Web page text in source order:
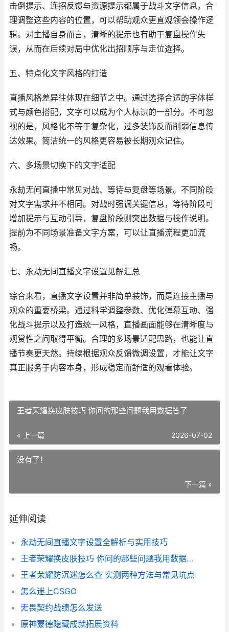
击倒提示、连招反馈与资源提示都属于战斗文字信息。合
理调整这些内容的位置，可以帮助观众更直观领会操作逻
辑。对主播自身而言，清晰的提示也有助于复盘操作失
误，从而在后续对局中优化出招顺序与走位选择。
五、特点化文字风格的打造
直播风格差异往体现在细节之中。通过选择合适的字体样
式与颜色搭配，文字可以成为个人标识的一部分。不可忽
视的是，风格化不等于复杂化，过多装饰反而削弱信息传
达效果。简洁统一的风格更容易被长期观众记住。
六、多场景切换下的文字适配
永劫无间直播中常见对战、等待与复盘等场景。不同阶段
对文字需求并不相同。对战时强调关键信息，等待阶段可
增加提示与互动引导，复盘阶段则突出数据与操作说明。
提前为不同场景准备文字方案，可以让直播流程更加流
畅。
七、永劫无间直播文字设置见解汇总
综合来看，直播文字设置并非简单装饰，而是连接主播与
观众的重要桥梁。通过科学调整参数、优化弹幕互动、强
化战斗提示以及打造统一风格，直播画面能够在清晰度与
观赏性之间取得平衡。合理的多场景适配思路，也能让直
播节奏更天然。持续根据观众反馈微调设置，才能让文字
真正服务于内容本身，形成稳定而舒适的观看体验。
王者荣耀换皮肤技巧 你问的那些问题我用数据答了
« 上一篇 2026-07-02
没有了！
下一篇 »
延伸阅读
永劫无间直播文字设置全解析与实用技巧
王者荣耀换皮肤技巧 你问的那些问题我用数据答了
王者荣耀防沉迷怎么查 实测两种方法与常见坑点
怎么迷上CSGO
无畏契约战绩怎么发送
原神蒙德隐藏成就拓展资料